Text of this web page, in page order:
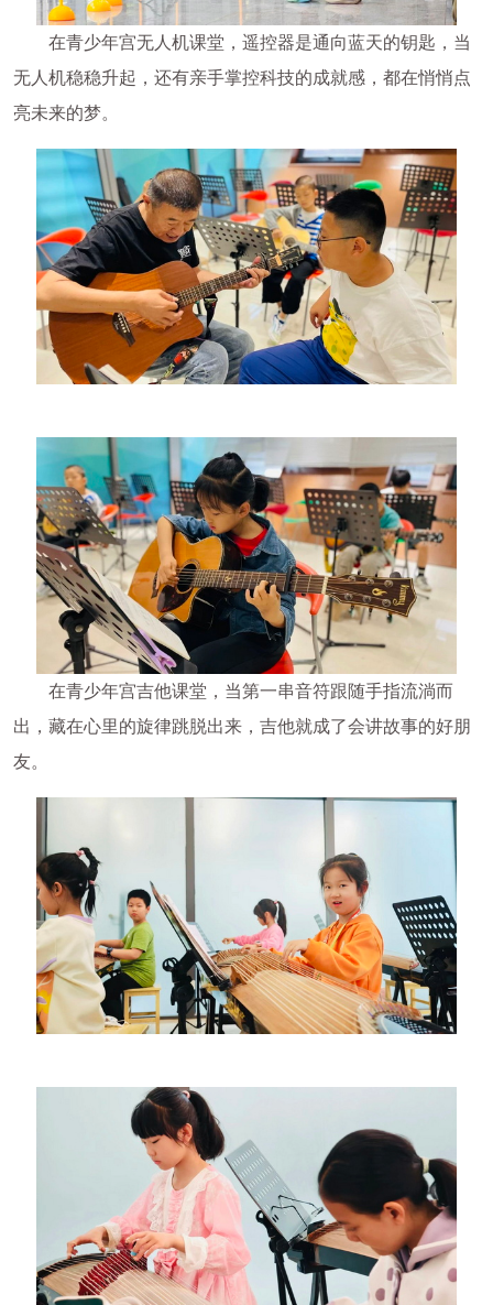
在青少年宫无人机课堂，遥控器是通向蓝天的钥匙，当
无人机稳稳升起，还有亲手掌控科技的成就感，都在悄悄点
亮未来的梦。
在青少年宫吉他课堂，当第一串音符跟随手指流淌而
出，藏在心里的旋律跳脱出来，吉他就成了会讲故事的好朋
友。